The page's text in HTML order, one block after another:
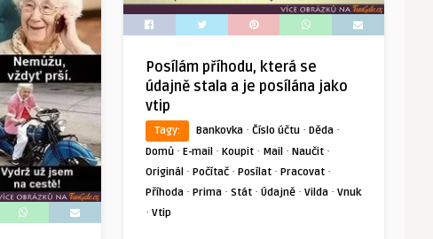
Posílám příhodu, která se
údajně stala a je posílána jako
vtip
Tagy: Bankovka · Číslo účtu · Děda ·
Domů · E-mail · Koupit · Mail · Naučit ·
Originál · Počítač · Posílat · Pracovat ·
Příhoda · Prima · Stát · Údajně · Vilda · Vnuk
· Vtip